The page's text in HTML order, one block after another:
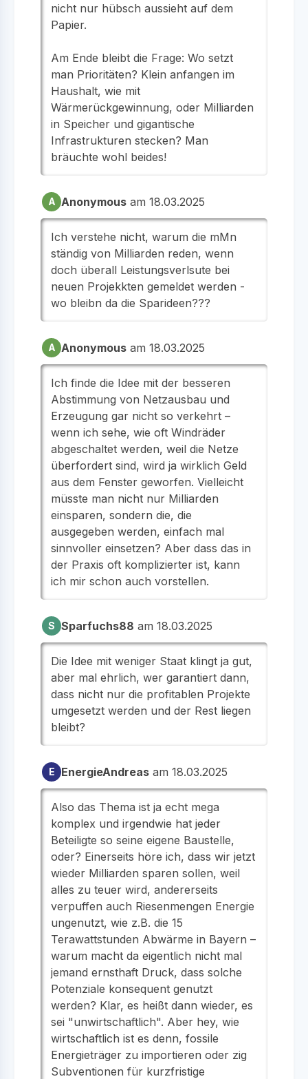
nicht nur hübsch aussieht auf dem
Papier.
Am Ende bleibt die Frage: Wo setzt
man Prioritäten? Klein anfangen im
Haushalt, wie mit
Wärmerückgewinnung, oder Milliarden
in Speicher und gigantische
Infrastrukturen stecken? Man
bräuchte wohl beides!
A Anonymous am 18.03.2025
Ich verstehe nicht, warum die mMn
ständig von Milliarden reden, wenn
doch überall Leistungsverlsute bei
neuen Projekkten gemeldet werden -
wo bleibn da die Sparideen???
A Anonymous am 18.03.2025
Ich finde die Idee mit der besseren
Abstimmung von Netzausbau und
Erzeugung gar nicht so verkehrt –
wenn ich sehe, wie oft Windräder
abgeschaltet werden, weil die Netze
überfordert sind, wird ja wirklich Geld
aus dem Fenster geworfen. Vielleicht
müsste man nicht nur Milliarden
einsparen, sondern die, die
ausgegeben werden, einfach mal
sinnvoller einsetzen? Aber dass das in
der Praxis oft komplizierter ist, kann
ich mir schon auch vorstellen.
S Sparfuchs88 am 18.03.2025
Die Idee mit weniger Staat klingt ja gut,
aber mal ehrlich, wer garantiert dann,
dass nicht nur die profitablen Projekte
umgesetzt werden und der Rest liegen
bleibt?
E EnergieAndreas am 18.03.2025
Also das Thema ist ja echt mega
komplex und irgendwie hat jeder
Beteiligte so seine eigene Baustelle,
oder? Einerseits höre ich, dass wir jetzt
wieder Milliarden sparen sollen, weil
alles zu teuer wird, andererseits
verpuffen auch Riesenmengen Energie
ungenutzt, wie z.B. die 15
Terawattstunden Abwärme in Bayern –
warum macht da eigentlich nicht mal
jemand ernsthaft Druck, dass solche
Potenziale konsequent genutzt
werden? Klar, es heißt dann wieder, es
sei "unwirtschaftlich". Aber hey, wie
wirtschaftlich ist es denn, fossile
Energieträger zu importieren oder zig
Subventionen für kurzfristige